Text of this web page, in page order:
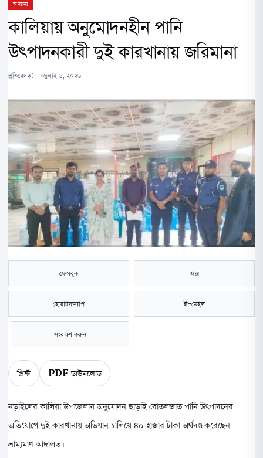
অন্যান্য
কালিয়ায় অনুমোদনহীন পানি
উৎপাদনকারী দুই কারখানায় জরিমানা
প্রতিবেদক: জুলাই ৬, ২০২৬
ফেসবুক এক্স
হোয়াটসঅ্যাপ ই-মেইল
সংরক্ষণ করুন
প্রিন্ট PDF ডাউনলোড
নড়াইলের কালিয়া উপজেলায় অনুমোদন ছাড়াই বোতলজাত পানি উৎপাদনের
অভিযোগে দুই কারখানায় অভিযান চালিয়ে ৪০ হাজার টাকা অর্থদণ্ড করেছেন
ভ্রাম্যমাণ আদালত।